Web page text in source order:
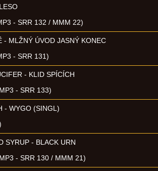
- SRR 132 / MMM 22)
- MLŽNÝ ÚVOD JASNÝ KONEC
- SRR 131)
- KLID SPÍCÍCH
- SRR 133)
- WYGO (SINGL)
SYRUP - BLACK URN
- SRR 130 / MMM 21)